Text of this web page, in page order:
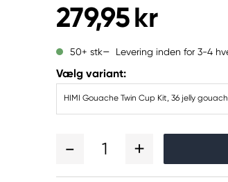
279,95 kr
50+ stk Levering inden for 3-4
Vælg variant:
HIMI Gouache Twin Cup Kit, 36 jelly
1